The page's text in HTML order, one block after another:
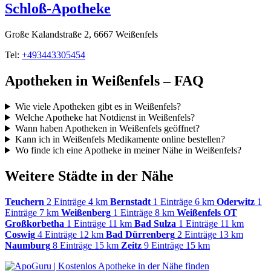
Schloß-Apotheke
Große Kalandstraße 2, 6667 Weißenfels
Tel: +493443305454
Apotheken in Weißenfels – FAQ
Wie viele Apotheken gibt es in Weißenfels?
Welche Apotheke hat Notdienst in Weißenfels?
Wann haben Apotheken in Weißenfels geöffnet?
Kann ich in Weißenfels Medikamente online bestellen?
Wo finde ich eine Apotheke in meiner Nähe in Weißenfels?
Weitere Städte in der Nähe
Teuchern 2 Einträge 4 km Bernstadt 1 Einträge 6 km Oderwitz 1
Einträge 7 km Weißenberg 1 Einträge 8 km Weißenfels OT
Großkorbetha 1 Einträge 11 km Bad Sulza 1 Einträge 11 km
Coswig 4 Einträge 12 km Bad Dürrenberg 2 Einträge 13 km
Naumburg 8 Einträge 15 km Zeitz 9 Einträge 15 km